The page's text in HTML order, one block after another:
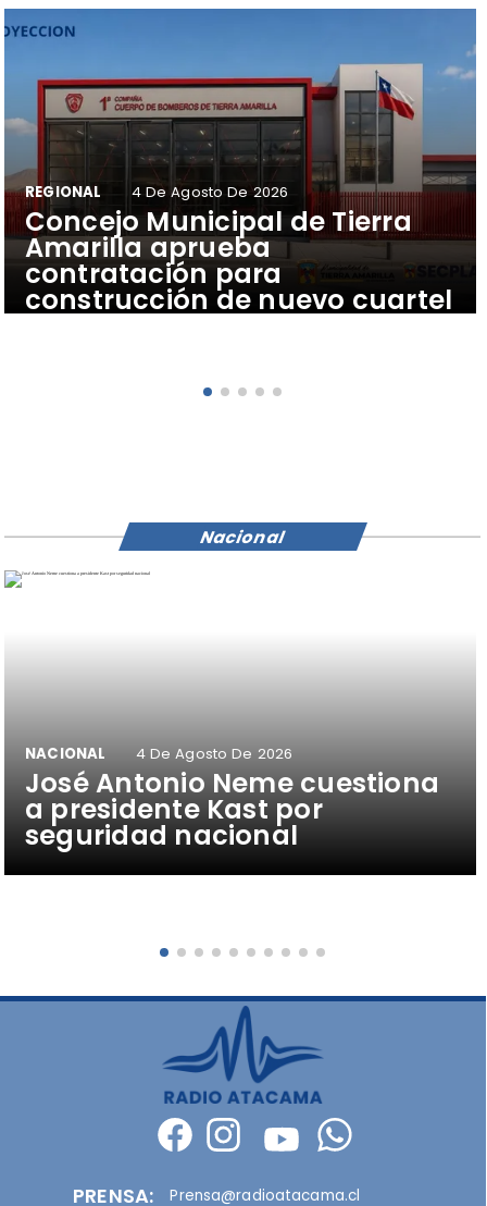
Concejo Municipal de Tierra
Amarilla aprueba
contratación para
construcción de nuevo cuartel
REGIONAL 4 De Agosto De 2026
José Antonio Neme cuestiona
a presidente Kast por
seguridad nacional
NACIONAL 4 De Agosto De 2026
Nacional
PRENSA: Prensa@radioatacama.cl